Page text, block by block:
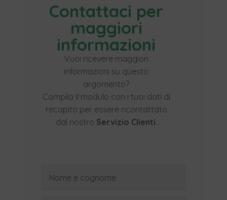
Contattaci per
maggiori
informazioni
Vuoi ricevere maggiori
informazioni su questo
argomento?
Compila il modulo con i tuoi dati di
recapito per essere ricontattato
dal nostro Servizio Clienti.